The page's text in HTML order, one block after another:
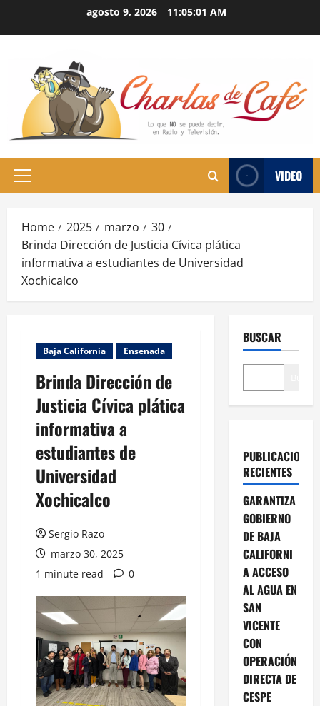
agosto 9, 2026 11:05:01 AM
Primary
VIDEO
Home 2025 marzo
30
Brinda Dirección de Justicia Cívica plática
informativa a estudiantes de Universidad
Xochicalco
Baja California Ensenada
Brinda Dirección de
Justicia Cívica plática
informativa a
estudiantes de
Universidad
Xochicalco
Sergio Razo
marzo 30, 2025
1 minute read
0
BUSCAR
PUBLICACIONES
RECIENTES
GARANTIZA
GOBIERNO
DE BAJA
CALIFORNI
A ACCESO
AL AGUA EN
SAN
VICENTE
CON
OPERACIÓN
DIRECTA DE
CESPE